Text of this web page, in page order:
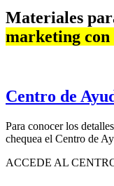
Materiales
marketing con
Centro de
Para conocer los
chequea el Centro de
ACCEDE AL